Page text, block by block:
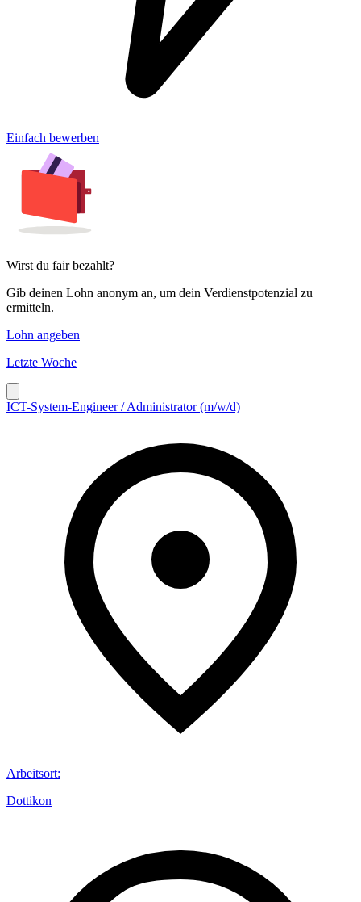
Einfach bewerben
Wirst du fair bezahlt?
Gib deinen Lohn anonym an, um dein Verdienstpotenzial zu
ermitteln.
Lohn angeben
Letzte Woche
ICT-System-Engineer / Administrator (m/w/d)
Arbeitsort:
Dottikon